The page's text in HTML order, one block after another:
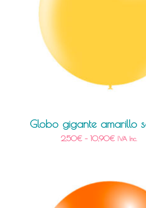
Globo gigante amarillo
2,50€ –10,90€ IVA Inc.